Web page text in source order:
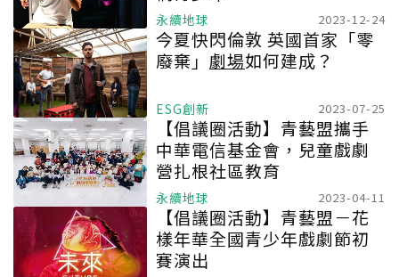
永續地球 2023-12-24
今夏快閃倫敦 英國首家「零
廢棄」 劇場如何建成？
ESG創新 2023-07-25
【倡議圈活動】青藝盟攜手
中華電信基金會，兒童戲劇
營扎根社區教育
永續地球 2023-04-11
【倡議圈活動】青藝盟－花
樣年華全國青少年戲劇節初
賽演出